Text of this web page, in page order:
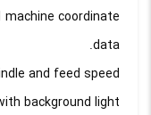
coordinate
data.
and feed speed.
background light.